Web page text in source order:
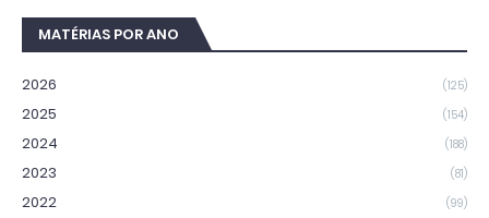
MATÉRIAS POR ANO
2026 (125)
2025 (154)
2024 (188)
2023 (81)
2022 (99)